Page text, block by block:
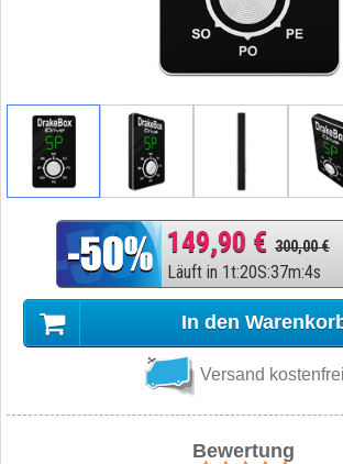
149,90 € 300,00 €
Läuft in 1t:20S:37m:3s
In den
Versand
Bewertung